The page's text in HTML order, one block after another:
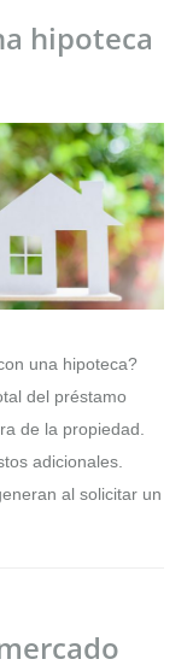
hipoteca
una hipoteca?
del préstamo
de la propiedad.
adicionales.
al solicitar un